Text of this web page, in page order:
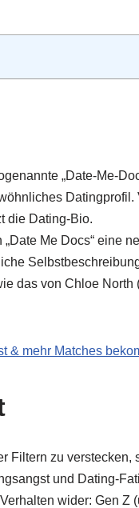
„Date-Me-
die Dating-Bio.
Me Docs“ eine
das von Chloe North
& mehr Matches
Filtern zu verstecken,
und Dating-
wider: Gen